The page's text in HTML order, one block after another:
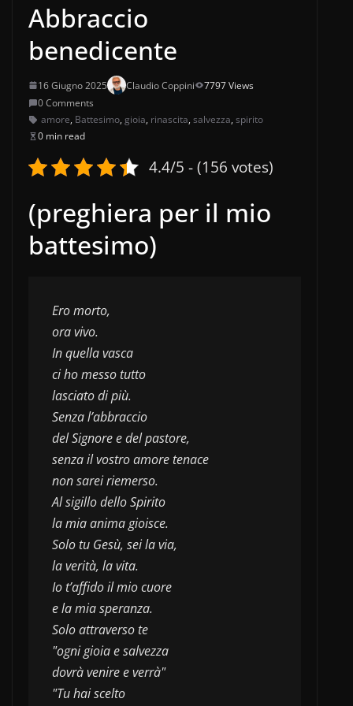
Abbraccio
benedicente
16 Giugno 2025 Claudio Coppini
7797 Views
0 Comments
amore, Battesimo, gioia, rinascita, salvezza, spirito
0 min read
4.4/5 - (156 votes)
(preghiera per il mio
battesimo)
Ero morto,
ora vivo.
In quella vasca
ci ho messo tutto
lasciato di più.
Senza l’abbraccio
del Signore e del pastore,
senza il vostro amore tenace
non sarei riemerso.
Al sigillo dello Spirito
la mia anima gioisce.
Solo tu Gesù, sei la via,
la verità, la vita.
Io t’affido il mio cuore
e la mia speranza.
Solo attraverso te
"ogni gioia e salvezza
dovrà venire e verrà"
"Tu hai scelto